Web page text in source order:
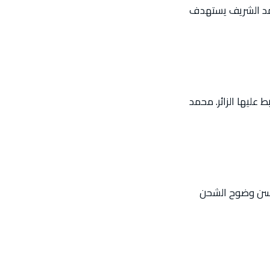
الشريف يستهدف
عليها الزائر. محمد
وضوح الشحن